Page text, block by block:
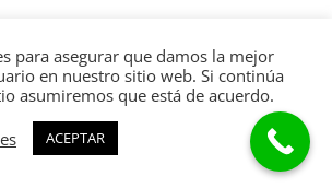
para asegurar que damos la mejor
en nuestro sitio web. Si continúa
asumiremos que está de acuerdo.
ACEPTAR